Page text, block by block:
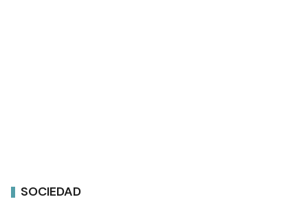
SOCIEDAD